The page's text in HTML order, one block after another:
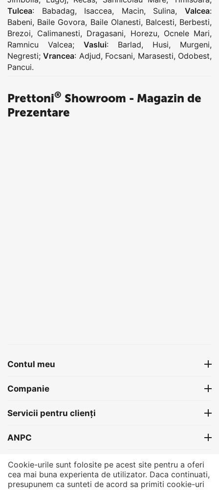
Tulcea: Babadag, Isaccea, Macin, Sulina,Valcea:
Babeni, Baile Govora, Baile Olanesti, Balcesti, Berbesti,
Brezoi, Calimanesti, Dragasani, Horezu, Ocnele Mari,
Ramnicu Valcea; Vaslui: Barlad, Husi, Murgeni,
Negresti;Vrancea: Adjud, Focsani, Marasesti, Odobest,
Pancui.
Prettoni® Showroom - Magazin de
Prezentare
Contul meu
Companie
Servicii pentru clienți
ANPC
Contact
Cookie-urile sunt folosite pe acest site pentru a oferi
cea mai buna experienta de utilizator. Daca continuati,
presupunem ca sunteti de acord sa primiti cookie-uri